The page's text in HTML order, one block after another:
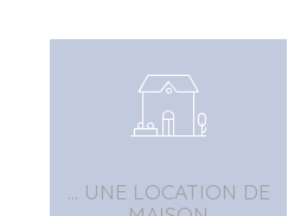
... UNE LOCATION DE